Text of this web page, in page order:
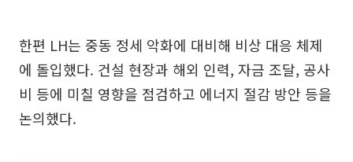
한편 LH는 중동 정세 악화에 대비해 비상 대응 체제
에 돌입했다. 건설 현장과 해외 인력, 자금 조달, 공사
비 등에 미칠 영향을 점검하고 에너지 절감 방안 등을
논의했다.